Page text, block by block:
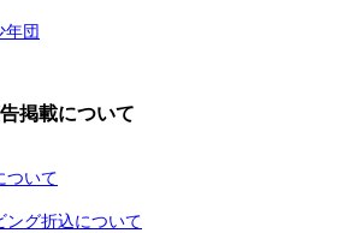
年団
掲載について
ついて
ング折込について